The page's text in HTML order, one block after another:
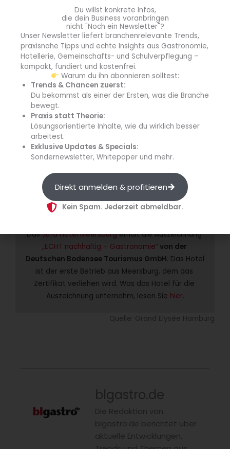
Kunst und Sprachen und gutes Essen
Fantasie und Kreativität anzuregen, Wissbegierde und
Freude am Lernen zu wecken – das sind die Ziele der
erfahrenen Kindergartenleiterin und ihres Teams. Unter
liebevoller Anleitung erhalten die Kinder spannende
Angebote aus den BereichenKunst, Musik, Theater,
Natur, Technik, Bewegung und Verkehr. Verwöhnt
werden die Jüngstentäglichmitvier kindgerechten,
frisch zubereiteten Mahlzeiten aus der Hotelküche
den weiteren Angeboten im Elysée Kindergarten zählt
frühmusikalische Erziehungmit derMusikschule
„Elbtöne“
sowie wöchentlicherEnglischunterricht
info
Das Jufa Hotel Meersburg
erhält die Auszeichnung
„ECHT nachhaltig – Gastronomie“ von der
Deutschen Bodensee Tourismus GmbH. Das Hotel
ist der erste Betrieb aus Meersburg, dem das
Zertifikat verliehen wird. Was das Hotel für die
Auszeichnung unternahm, lesen Sie hier.
Quelle: Grand Elysée Hamburg
blgastro.de
Die Redaktion von
blgastro.de berichtet über
aktuelle Entwicklungen,
Du willst konkrete Infos,
die dein Business voranbringen
nicht "Noch ein Newsletter"?
Unser Newsletter liefert branchenrelevante Trends,
praxisnahe Tipps und echte Insights aus Gastronomie,
Hotellerie, Gemeinschafts- und Schulverpflegung –
kompakt, fundiert und kostenfrei.
Warum du ihn abonnieren solltest:
Trends & Chancen zuerst:
Du bekommst als einer der Ersten, was die Branche
bewegt.
Praxis statt Theorie:
Lösungsorientierte Inhalte, wie du wirklich besser
arbeitest.
Exklusive Updates & Specials:
Sondernewsletter, Whitepaper und mehr.
Direkt anmelden & profitieren
Kein Spam. Jederzeit abmeldbar.